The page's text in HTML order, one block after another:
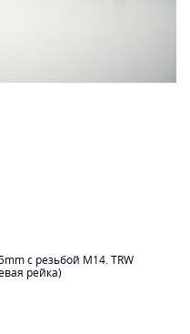
с резьбой M14. TRW
рейка)